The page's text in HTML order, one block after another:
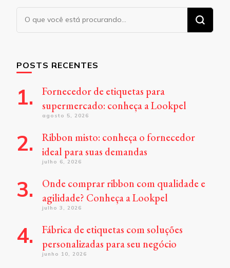
Procurando
POSTS RECENTES
Fornecedor de etiquetas para
supermercado: conheça a Lookpel
agosto 5, 2026
Ribbon misto: conheça o fornecedor
ideal para suas demandas
julho 6, 2026
Onde comprar ribbon com qualidade e
agilidade? Conheça a Lookpel
julho 3, 2026
Fábrica de etiquetas com soluções
personalizadas para seu negócio
junho 10, 2026